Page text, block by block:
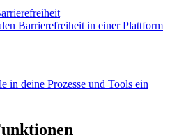
Barrierefreiheit in einer Plattform
in deine Prozesse und Tools ein